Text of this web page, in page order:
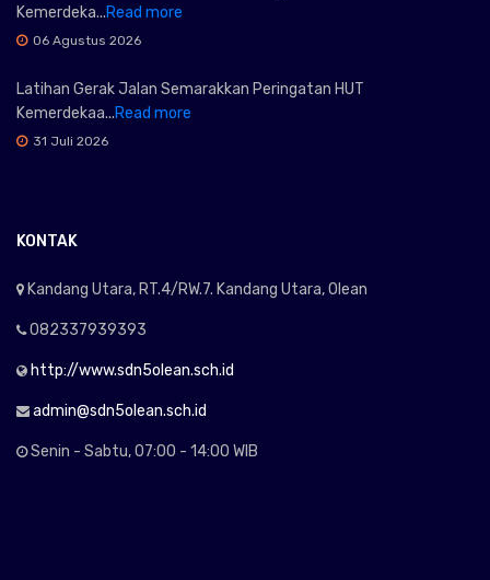
Kemerdeka...Read more
06 Agustus 2026
Latihan Gerak Jalan Semarakkan Peringatan HUT
Kemerdekaa...Read more
31 Juli 2026
KONTAK
Kandang Utara, RT.4/RW.7. Kandang Utara, Olean
082337939393
http://www.sdn5olean.sch.id
admin@sdn5olean.sch.id
Senin - Sabtu, 07:00 - 14:00 WIB